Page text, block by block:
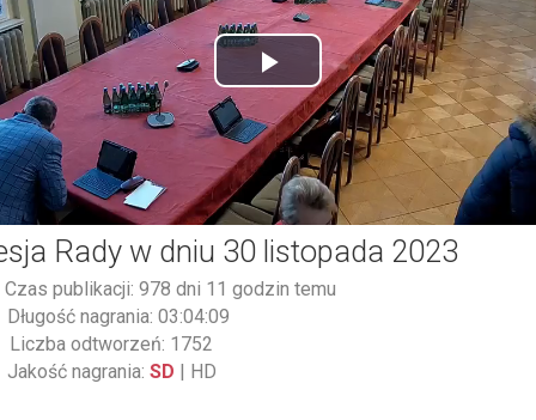
Play
Video
Rady w dniu 30 listopada 2023
Czas publikacji: 978 dni 11 godzin temu
Długość nagrania: 03:04:09
Liczba odtworzeń: 1752
Jakość nagrania: SD | HD